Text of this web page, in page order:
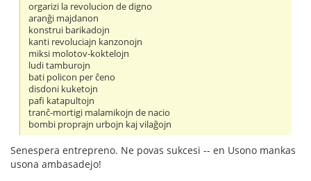
orgarizi la revolucion de digno
aranĝi majdanon
konstrui barikadojn
kanti revoluciajn kanzonojn
miksi molotov-koktelojn
ludi tamburojn
bati policon per ĉeno
disdoni kuketojn
pafi katapultojn
tranĉ-mortigi malamikojn de nacio
bombi proprajn urbojn kaj vilaĝojn
Senespera entrepreno. Ne povas sukcesi -- en Usono mankas
usona ambasadejo!